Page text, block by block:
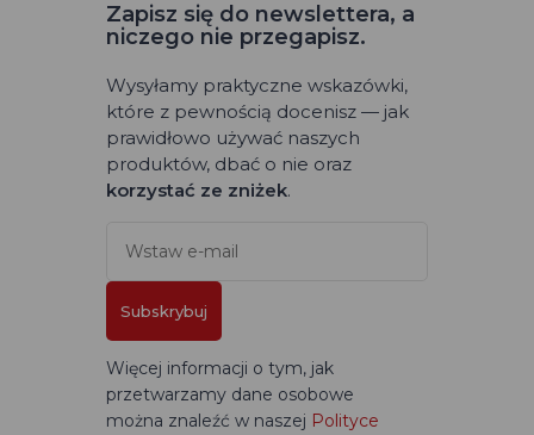
Zapisz się do newslettera, a
niczego nie przegapisz.
Wysyłamy praktyczne wskazówki,
które z pewnością docenisz — jak
prawidłowo używać naszych
produktów, dbać o nie oraz
korzystać ze zniżek.
Subskrybuj
Więcej informacji o tym, jak
przetwarzamy dane osobowe
można znaleźć w naszej Polityce